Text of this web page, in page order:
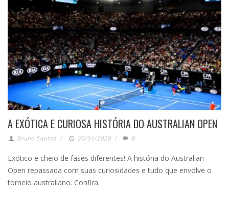
A EXÓTICA E CURIOSA HISTÓRIA DO AUSTRALIAN OPEN
Bruno Santos / 20/01/2020 / 0
Exótico e cheio de fases diferentes! A história do Australian
Open repassada com suas curiosidades e tudo que envolve o
torneio australiano. Confira.